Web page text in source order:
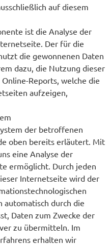
auf diesem
ist die Analyse der
Der für die
die gewonnenen Daten
dazu, die Nutzung dieser
Reports, welche die
aufzeigen,
der betroffenen
oben bereits erläutert. Mit
eine Analyse der
ermöglicht. Durch jeden
Internetseite wird der
automatisch durch die
Daten zum Zwecke der
zu übermitteln. Im
erhalten wir